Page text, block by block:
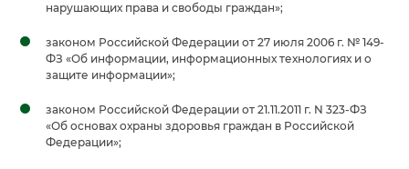
нарушающих права и свободы граждан»;
законом Российской Федерации от 27 июля 2006 г. № 149-
ФЗ «Об информации, информационных технологиях и о
защите информации»;
законом Российской Федерации от 21.11.2011 г. N 323-ФЗ
«Об основах охраны здоровья граждан в Российской
Федерации»;